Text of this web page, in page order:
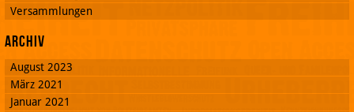
Versammlungen
Archiv
August 2023
März 2021
Januar 2021